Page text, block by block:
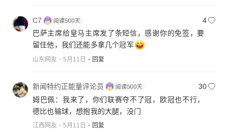
C7
4
巴萨主席给皇马主席发了条短信，感谢你的免签，要
留住他，我们还能多拿几个冠军
山东网友 5月11日 回复
新闻特约正能量评论员
30
姆巴佩：我来了，你们联赛夺不了冠，欧冠也不行，
德比也输球，想抱我的大腿，没门
江西网友 5月11日 回复